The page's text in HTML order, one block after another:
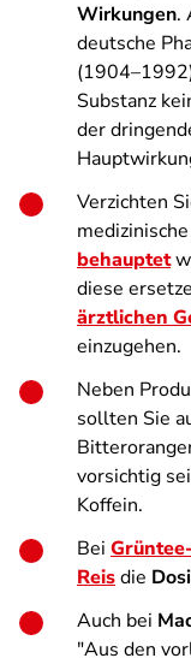
Wirkungen.
deutsche
Substanz
der
Verzichten
behauptet
diese
ärztlichen
einzugehen.
Neben
sollten Sie
vorsichtig
Koffein.
Bei
Reisdie
Auch bei
"Aus den